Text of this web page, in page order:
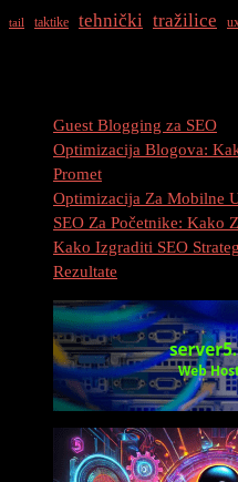
tail taktike tehnički tražilice
Guest Blogging za SEO
Optimizacija Blogova:
Promet
Optimizacija Za Mobilne
SEO Za Početnike: Kako
Kako Izgraditi SEO
Rezultate